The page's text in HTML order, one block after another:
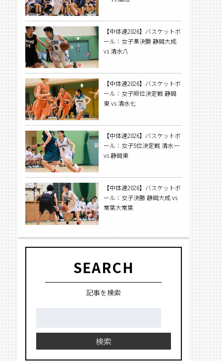
【中体連2026】バスケットボ
ール：女子準決勝 静岡大成
vs 清水八
【中体連2026】バスケットボ
ール：女子順位決定戦 静岡
東 vs 清水七
【中体連2026】バスケットボ
ール：女子5位決定戦 清水一
vs 静岡東
【中体連2026】バスケットボ
ール：女子決勝 静岡大成 vs
常葉大常葉
SEARCH
記事を検索
検索